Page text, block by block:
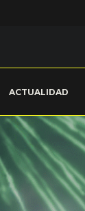
ACTUALIDAD